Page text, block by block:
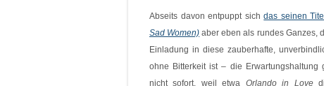
Abseits davon entpuppt sichdas seinen
Sad Women) aber eben als rundes Ganzes,
Einladung in diese zauberhafte,
ohne Bitterkeit ist – die
nicht sofort, weil etwa Orlando in Love